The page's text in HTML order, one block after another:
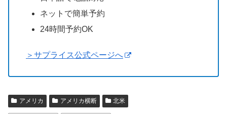
ネットで簡単予約
24時間予約OK
＞サプライス公式ページへ
アメリカ アメリカ横断 北米